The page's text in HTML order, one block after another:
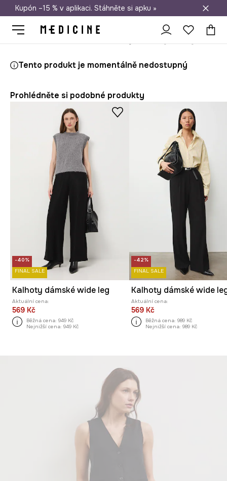
Doprava zdarma při nákupu nad 1 200 Kč
Kupón –15 % v aplikaci. Stáhněte si apku »
Tento produkt je momentálně nedostupný
Prohlédněte si podobné produkty
-40%
FINAL SALE
Kalhoty dámské wide leg
Aktuální cena:
569 Kč
Běžná cena: 949 Kč
Nejnižší cena: 949 Kč
-42%
FINAL SALE
Aktuální cena:
569 Kč
Běžná cena: 989 Kč
Nejnižší cena: 989 Kč